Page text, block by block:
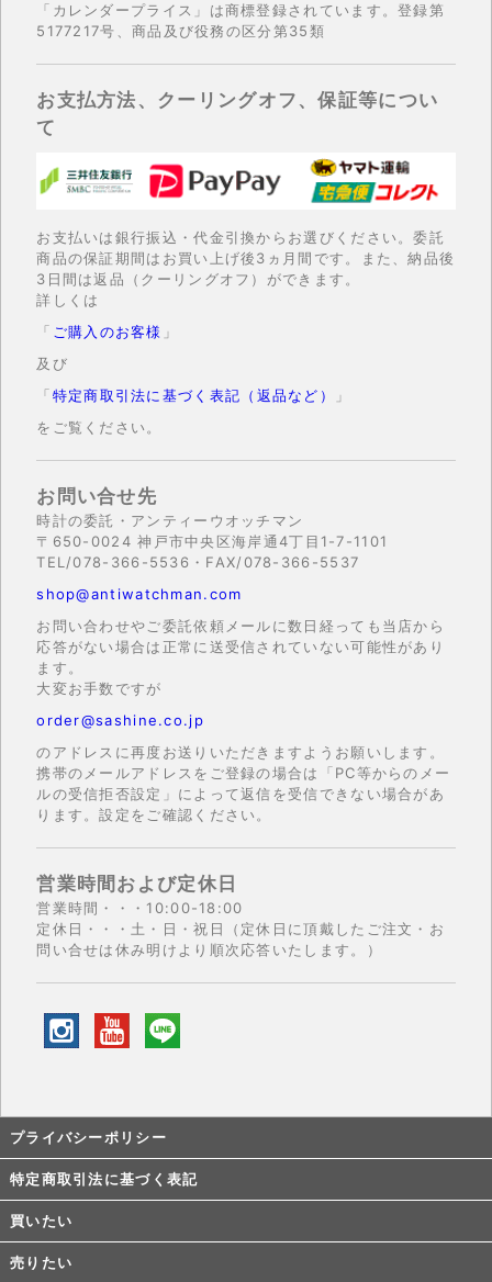
「カレンダープライス」は商標登録されています。登録第
5177217号、商品及び役務の区分第35類
お支払方法、クーリングオフ、保証等につい
て
お支払いは銀行振込・代金引換からお選びください。委託
商品の保証期間はお買い上げ後3ヵ月間です。また、納品後
3日間は返品（クーリングオフ）ができます。
詳しくは
「 ご購入のお客様 」
及び
「特定商取引法に基づく表記（返品など）
」
をご覧ください。
お問い合せ先
時計の委託・アンティーウオッチマン
〒650-0024 神戸市中央区海岸通4丁目1-7-1101
TEL/078-366-5536・FAX/078-366-5537
shop@antiwatchman.com
お問い合わせやご委託依頼メールに数日経っても当店から
応答がない場合は正常に送受信されていない可能性があり
ます。
大変お手数ですが
order@sashine.co.jp
のアドレスに再度お送りいただきますようお願いします。
携帯のメールアドレスをご登録の場合は「PC等からのメー
ルの受信拒否設定」によって返信を受信できない場合があ
ります。設定をご確認ください。
営業時間および定休日
営業時間・・・10:00-18:00
定休日・・・土・日・祝日（定休日に頂戴したご注文・お
問い合せは休み明けより順次応答いたします。）
プライバシーポリシー
特定商取引法に基づく表記
買いたい
売りたい